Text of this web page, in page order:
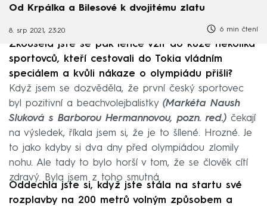
Od Krpálka a Bilesové k dvojitému zlatu
8. srp 2021, 23:20 6 min čtení
Zkoušela jste se pak lehce vžít do kůže několika
sportovců, kteří cestovali do Tokia vládním
speciálem a kvůli nákaze o olympiádu přišli?
Když jsem se dozvěděla, že první český sportovec
byl pozitivní a beachvolejbalistky (Markéta Naush
Sluková s Barborou Hermannovou, pozn. red.) čekají
na výsledek, říkala jsem si, že je to šílené. Hrozné. Je
to jako kdyby si dva dny před olympiádou zlomily
nohu. Ale tady to bylo horší v tom, že se člověk cítí
zdravý. Byla jsem z toho smutná.
Oddechla jste si, když jste stála na startu své
rozplavby na 200 metrů volným způsobem a